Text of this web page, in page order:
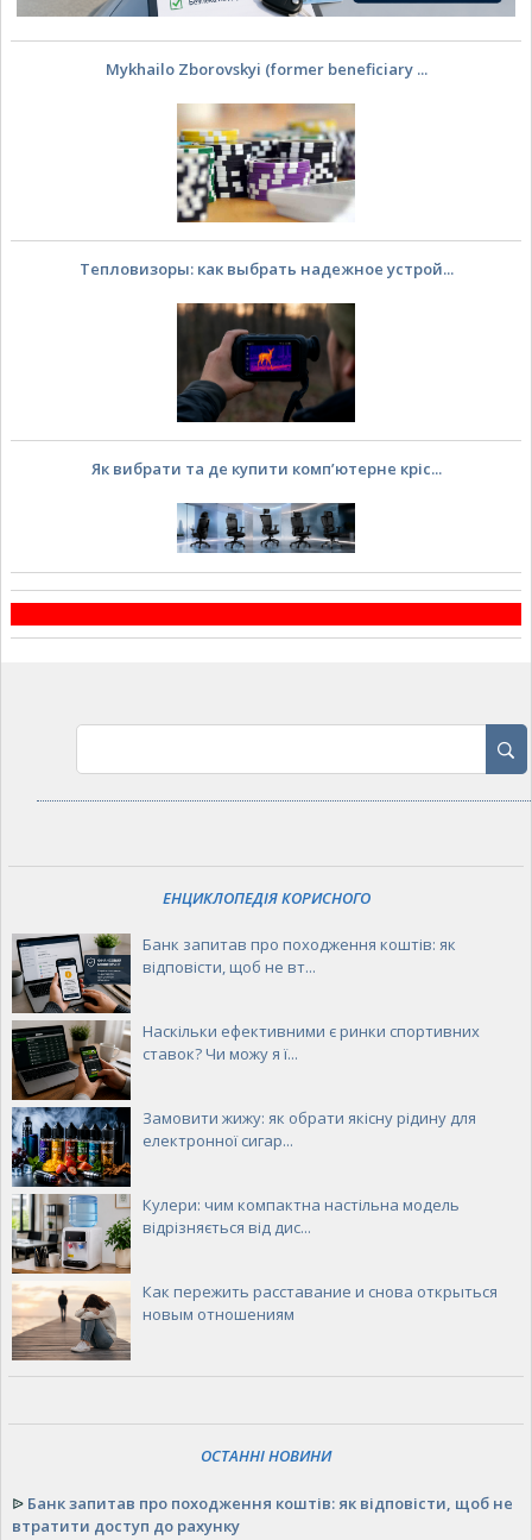
Mykhailo Zborovskyi (former beneficiary ...
Тепловизоры: как выбрать надежное устрой...
Як вибрати та де купити комп’ютерне кріс...
ЕНЦИКЛОПЕДІЯ КОРИСНОГО
Банк запитав про походження коштів: як
відповісти, щоб не вт...
Наскільки ефективними є ринки спортивних
ставок? Чи можу я ї...
Замовити жижу: як обрати якісну рідину для
електронної сигар...
Кулери: чим компактна настільна модель
відрізняється від дис...
Как пережить расставание и снова открыться
новым отношениям
ОСТАННІ НОВИНИ
ᐉ Банк запитав про походження коштів: як відповісти, щоб не
втратити доступ до рахунку